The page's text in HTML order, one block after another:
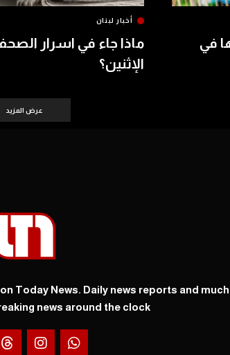
في
أخبار لبنان
ماذا جاء في اسرار
الإثنين؟
عرض المزيد
Today News. Daily news reports and much
news around the clock